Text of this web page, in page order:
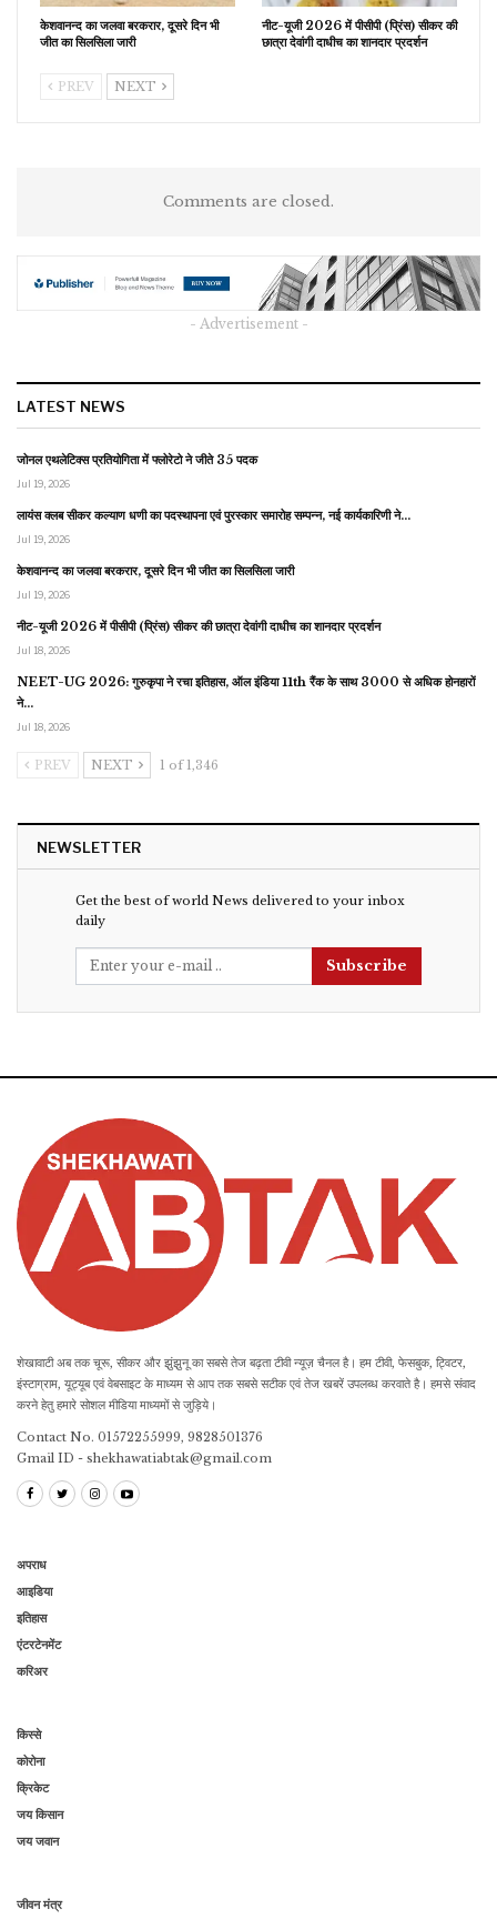
केशवानन्द का जलवा बरकरार, दूसरे दिन भी
जीत का सिलसिला जारी
नीट-यूजी 2026 में पीसीपी (प्रिंस) सीकर की
छात्रा देवांगी दाधीच का शानदार प्रदर्शन
PREV NEXT
Comments are closed.
- Advertisement -
LATEST NEWS
जोनल एथलेटिक्स प्रतियोगिता में फ्लोरेटो ने जीते 35 पदक
Jul 19, 2026
लायंस क्लब सीकर कल्याण धणी का पदस्थापना एवं पुरस्कार समारोह सम्पन्न, नई कार्यकारिणी ने…
Jul 19, 2026
केशवानन्द का जलवा बरकरार, दूसरे दिन भी जीत का सिलसिला जारी
Jul 19, 2026
नीट-यूजी 2026 में पीसीपी (प्रिंस) सीकर की छात्रा देवांगी दाधीच का शानदार प्रदर्शन
Jul 18, 2026
NEET-UG 2026: गुरुकृपा ने रचा इतिहास, ऑल इंडिया 11th रैंक के साथ 3000 से अधिक होनहारों
ने…
Jul 18, 2026
PREV NEXT 1 of 1,346
NEWSLETTER
Get the best of world News delivered to your inbox
daily
Subscribe
शेखावाटी अब तक चूरू, सीकर और झुंझुनू का सबसे तेज बढ़ता टीवी न्यूज़ चैनल है। हम टीवी, फेसबुक, ट्विटर,
इंस्टाग्राम, यूट्यूब एवं वेबसाइट के माध्यम से आप तक सबसे सटीक एवं तेज खबरें उपलब्ध करवाते है। हमसे संवाद
करने हेतु हमारे सोशल मीडिया माध्यमों से जुड़िये।
Contact No. 01572255999, 9828501376
Gmail ID - shekhawatiabtak@gmail.com
अपराध
आइडिया
इतिहास
एंटरटेनमेंट
करिअर
किस्से
कोरोना
क्रिकेट
जय किसान
जय जवान
जीवन मंत्र